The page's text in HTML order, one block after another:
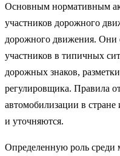
Основным нормативным
участников дорожного
дорожного движения. Они
участников в типичных
дорожных знаков,
регулировщика. Правила
автомобилизации в стране
и уточняются.
Определенную роль среди